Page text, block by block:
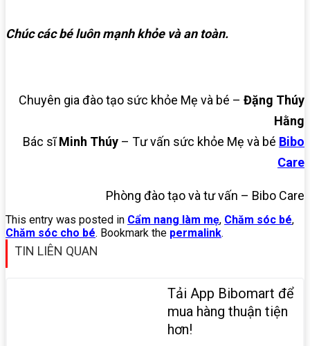
Chúc các bé luôn mạnh khỏe và an toàn.
Chuyên gia đào tạo sức khỏe Mẹ và bé – Đặng Thúy
Hằng
Bác sĩMinh Thúy – Tư vấn sức khỏe Mẹ và bé Bibo
Care
Phòng đào tạo và tư vấn – Bibo Care
This entry was posted in Cẩm nang làm mẹ, Chăm sóc bé,
Chăm sóc cho bé. Bookmark the permalink.
TIN LIÊN QUAN
Tải App Bibomart để
mua hàng thuận tiện
hơn!